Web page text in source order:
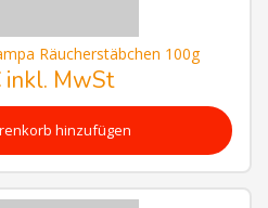
Räucherstäbchen 100g
inkl. MwSt
hinzufügen